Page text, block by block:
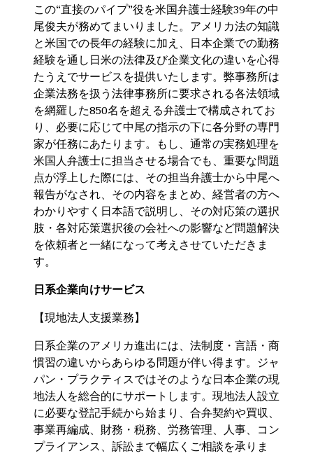
この“直接のパイプ”役を米国弁護士経験39年の中
尾俊夫が務めてまいりました。アメリカ法の知識
と米国での長年の経験に加え、日本企業での勤務
経験を通し日米の法律及び企業文化の違いを心得
たうえでサービスを提供いたします。弊事務所は
企業法務を扱う法律事務所に要求される各法領域
を網羅した850名を超える弁護士で構成されてお
り、必要に応じて中尾の指示の下に各分野の専門
家が任務にあたります。もし、通常の実務処理を
米国人弁護士に担当させる場合でも、重要な問題
点が浮上した際には、その担当弁護士から中尾へ
報告がなされ、その内容をまとめ、経営者の方へ
わかりやすく日本語で説明し、その対応策の選択
肢・各対応策選択後の会社への影響など問題解決
を依頼者と一緒になって考えさせていただきま
す。
日系企業向けサービス
【現地法人支援業務】
日系企業のアメリカ進出には、法制度・言語・商
慣習の違いからあらゆる問題が伴い得ます。ジャ
パン・プラクティスではそのような日本企業の現
地法人を総合的にサポートします。現地法人設立
に必要な登記手続から始まり、合弁契約や買収、
事業再編成、財務・税務、労務管理、人事、コン
プライアンス、訴訟まで幅広くご相談を承りま